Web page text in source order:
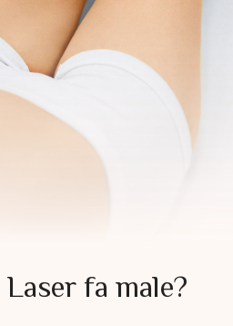
fa male?